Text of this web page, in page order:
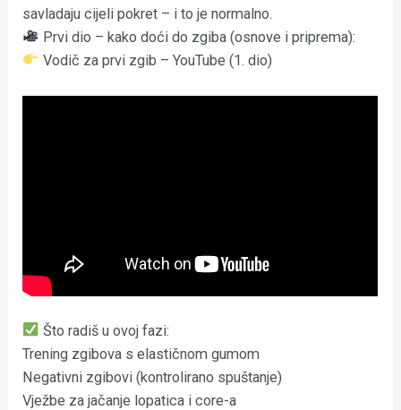
savladaju cijeli pokret – i to je normalno.
Prvi dio – kako doći do zgiba (osnove i priprema):
Vodič za prvi zgib – YouTube (1. dio)
Što radiš u ovoj fazi:
Trening zgibova s elastičnom gumom
Negativni zgibovi (kontrolirano spuštanje)
Vježbe za jačanje lopatica i core-a